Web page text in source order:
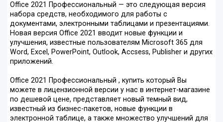
Office 2021 Профессиональный — это следующая версия
набора средств, необходимого для работы с
документами, электронными таблицами и презентациями.
Новая версия Office 2021 вводит новые функции и
улучшения, известные пользователям Microsoft 365 для
Word, Excel, PowerPoint, Outlook, Accsess, Publisher и других
приложений.
Office 2021 Профессиональный , купить который Вы
можете в лицензионной версии у нас в интернет-магазине
по дешевой цене, представляет новый темный вид,
известный из бизнес-пакетов, новые функции в
электронной таблице, а также множество улучшений для